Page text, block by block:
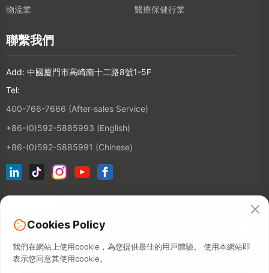
物流業
醫療保健行業
聯繫我們
Add: 中國廈門市高崎南十二路8號1-5F
Tel:
400-766-7666 (After-sales Service)
+86-(0)592-5885993 (English)
+86-(0)592-5885991 (Chinese)
Cookies Policy
我們在網站上使用cookie，為您提供最佳的用戶體驗。 使用本網站即
表示您同意其使用cookie。